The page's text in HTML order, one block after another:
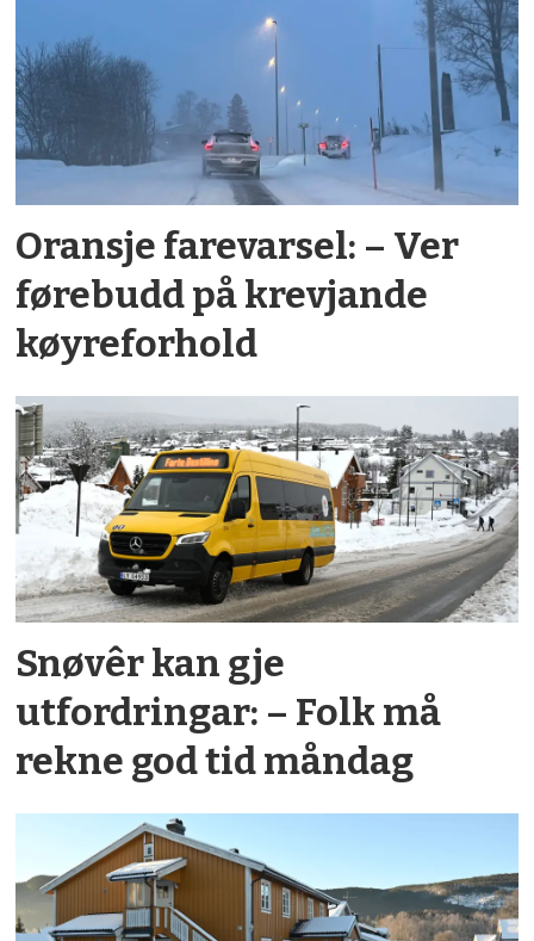
Oransje farevarsel: – Ver
førebudd på krevjande
køyreforhold
Snøvêr kan gje
utfordringar: – Folk må
rekne god tid måndag